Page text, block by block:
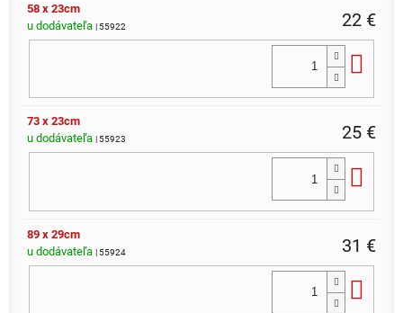
58 x 23cm
u dodávateľa | 55922 22 €
73 x 23cm
u dodávateľa | 55923 25 €
89 x 29cm
u dodávateľa | 55924 31 €